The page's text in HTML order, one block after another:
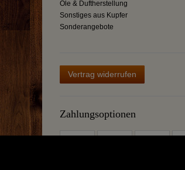
Öle & Duftherstellung
Sonstiges aus Kupfer
Sonderangebote
Vertrag widerrufen
Zahlungsoptionen